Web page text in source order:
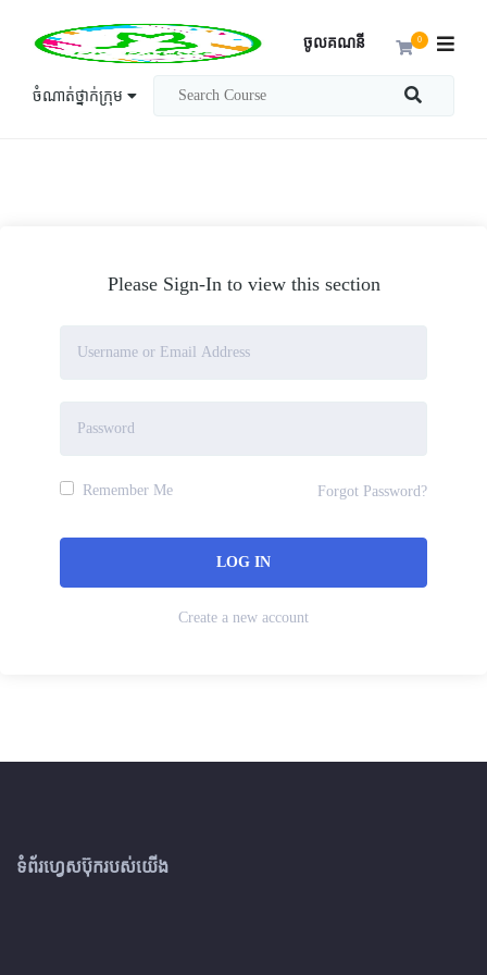
ចំណាត់ថ្នាក់ក្រុម
0
ចូលគណនី
Please Sign-In to view this section
Remember Me Forgot Password?
Create a new account
ទំព័រហ្វេសប៊ុករបស់យើង